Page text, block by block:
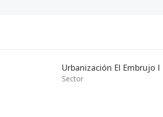
Urbanización El Embrujo I
Sector